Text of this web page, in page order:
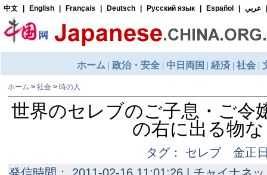
ホーム > 社会 > 時の人
世界のセレブのご子息・ご
の右に出る物
タグ： セレブ 金正